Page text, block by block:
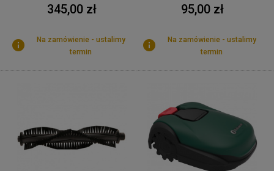
345,00 zł
Na zamówienie - ustalimy
termin
95,00 zł
Na zamówienie - ustalimy
termin